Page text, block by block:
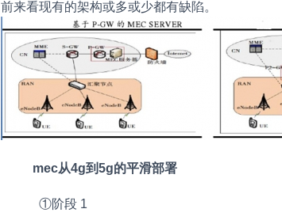
前来看现有的架构或多或少都有缺陷。
mec从4g到5g的平滑部署
①阶段 1